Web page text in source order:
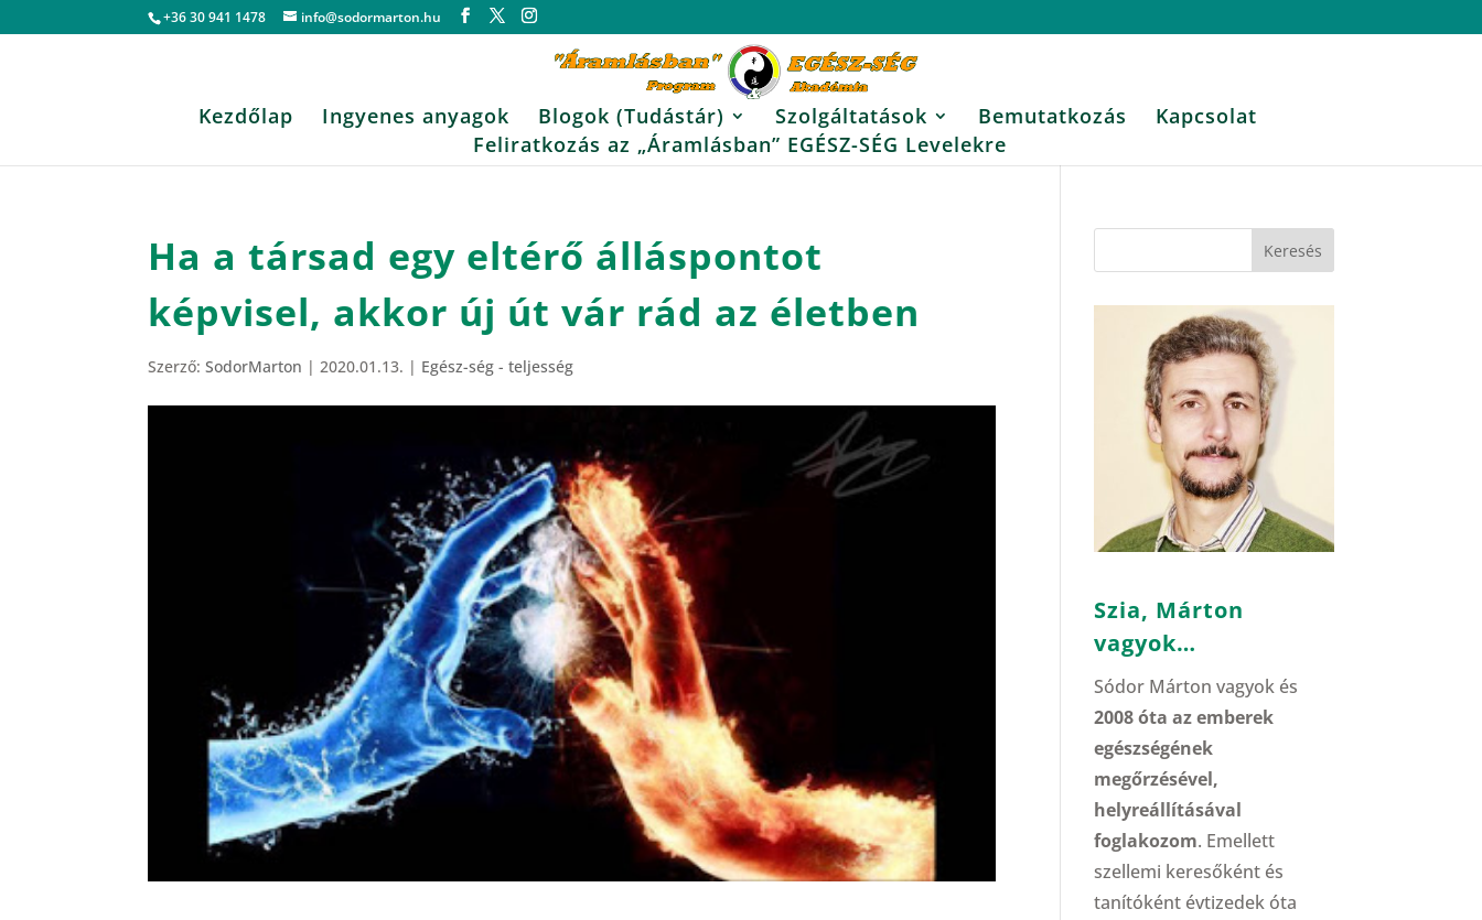
+36 30 941 1478 info@sodormarton.hu
Kezdőlap Ingyenes anyagok Blogok (Tudástár) Szolgáltatások Bemutatkozás
Kapcsolat
Feliratkozás az „Áramlásban” EGÉSZ-SÉG Levelekre
Ha a társad egy eltérő álláspontot
képvisel, akkor új út vár rád az életben
Szerző:SodorMarton |2020.01.13. | Egész-ség - teljesség
Szia, Márton
vagyok…
Sódor Márton vagyok és
2008 óta az emberek
egészségének
megőrzésével,
helyreállításával
foglakozom. Emellett
szellemi keresőként és
tanítóként évtizedek óta